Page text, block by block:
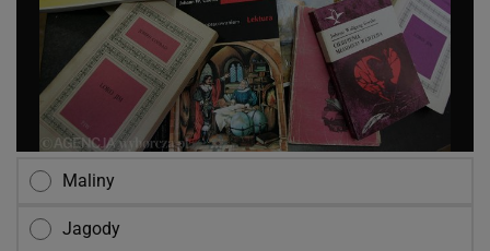
Maliny
Jagody